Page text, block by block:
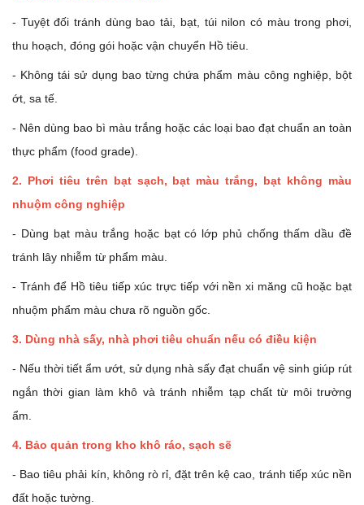
- Tuyệt đối tránh dùng bao tải, bạt, túi nilon có màu trong phơi,
thu hoạch, đóng gói hoặc vận chuyển Hồ tiêu.
- Không tái sử dụng bao từng chứa phẩm màu công nghiệp, bột
ớt, sa tế.
- Nên dùng bao bì màu trắng hoặc các loại bao đạt chuẩn an toàn
thực phẩm (food grade).
2. Phơi tiêu trên bạt sạch, bạt màu trắng, bạt không màu
nhuộm công nghiệp
- Dùng bạt màu trắng hoặc bạt có lớp phủ chống thấm dầu đề
tránh lây nhiễm từ phẩm màu.
- Tránh để Hồ tiêu tiếp xúc trực tiếp với nền xi măng cũ hoặc bạt
nhuộm phẩm màu chưa rõ nguồn gốc.
3. Dùng nhà sấy, nhà phơi tiêu chuẩn nếu có điều kiện
- Nếu thời tiết ẩm ướt, sử dụng nhà sấy đạt chuẩn vệ sinh giúp rút
ngắn thời gian làm khô và tránh nhiễm tạp chất từ môi trường
ẩm.
4. Bảo quản trong kho khô ráo, sạch sẽ
- Bao tiêu phải kín, không rò rỉ, đặt trên kệ cao, tránh tiếp xúc nền
đất hoặc tường.